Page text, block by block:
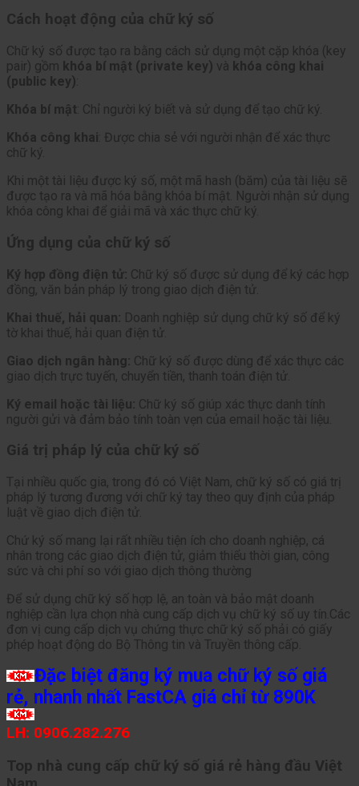
Cách hoạt động của chữ ký số
Chữ ký số được tạo ra bằng cách sử dụng một cặp khóa (key
pair) gồm khóa bí mật (private key) và khóa công khai
(public key):
Khóa bí mật: Chỉ người ký biết và sử dụng để tạo chữ ký.
Khóa công khai: Được chia sẻ với người nhận để xác thực
chữ ký.
Khi một tài liệu được ký số, một mã hash (băm) của tài liệu sẽ
được tạo ra và mã hóa bằng khóa bí mật. Người nhận sử dụng
khóa công khai để giải mã và xác thực chữ ký.
Ứng dụng của chữ ký số
Ký hợp đồng điện tử: Chữ ký số được sử dụng để ký các hợp
đồng, văn bản pháp lý trong giao dịch điện tử.
Khai thuế, hải quan: Doanh nghiệp sử dụng chữ ký số để ký
tờ khai thuế, hải quan điện tử.
Giao dịch ngân hàng: Chữ ký số được dùng để xác thực các
giao dịch trực tuyến, chuyển tiền, thanh toán điện tử.
Ký email hoặc tài liệu: Chữ ký số giúp xác thực danh tính
người gửi và đảm bảo tính toàn vẹn của email hoặc tài liệu.
Giá trị pháp lý của chữ ký số
Tại nhiều quốc gia, trong đó có Việt Nam, chữ ký số có giá trị
pháp lý tương đương với chữ ký tay theo quy định của pháp
luật về giao dịch điện tử.
Chứ ký số mang lại rất nhiều tiện ích cho doanh nghiệp, cá
nhân trong các giao dịch điện tử, giảm thiểu thời gian, công
sức và chi phí so với giao dịch thông thường
Để sử dụng chữ ký số hợp lệ, an toàn và bảo mật doanh
nghiệp cần lựa chọn nhà cung cấp dịch vụ chữ ký số uy tín.Các
đơn vị cung cấp dịch vụ chứng thực chữ ký số phải có giấy
phép hoạt động do Bộ Thông tin và Truyền thông cấp.
Đặc biệt đăng ký mua chữ ký số giá
rẻ, nhanh nhất FastCA giá chỉ từ 890K
LH: 0906.282.276
Top nhà cung cấp chữ ký số giá rẻ hàng đầu Việt